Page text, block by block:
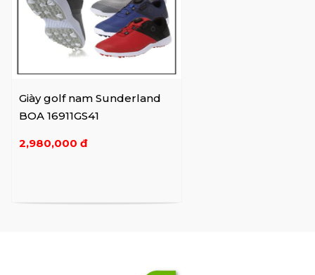
Giày golf nam Sunderland
BOA 16911GS41
2,980,000 đ